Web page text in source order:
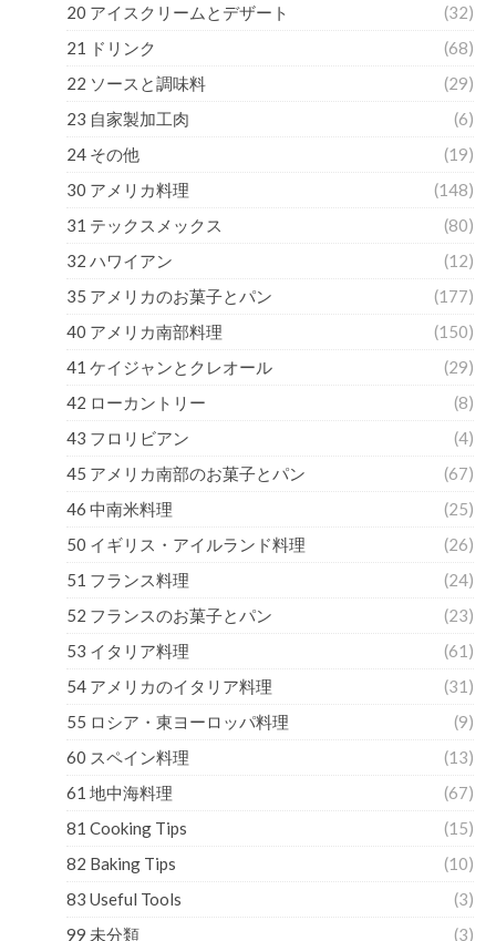
20 アイスクリームとデザート
(32)
21 ドリンク
(68)
22 ソースと調味料
(29)
23 自家製加工肉
(6)
24 その他
(19)
30 アメリカ料理
(148)
31 テックスメックス
(80)
32 ハワイアン
(12)
35 アメリカのお菓子とパン
(177)
40 アメリカ南部料理
(150)
41 ケイジャンとクレオール
(29)
42 ローカントリー
(8)
43 フロリビアン
(4)
45 アメリカ南部のお菓子とパン
(67)
46 中南米料理
(25)
50 イギリス・アイルランド料理
(26)
51 フランス料理
(24)
52 フランスのお菓子とパン
(23)
53 イタリア料理
(61)
54 アメリカのイタリア料理
(31)
55 ロシア・東ヨーロッパ料理
(9)
60 スペイン料理
(13)
61 地中海料理
(67)
81 Cooking Tips
(15)
82 Baking Tips
(10)
83 Useful Tools
(3)
99 未分類
(3)